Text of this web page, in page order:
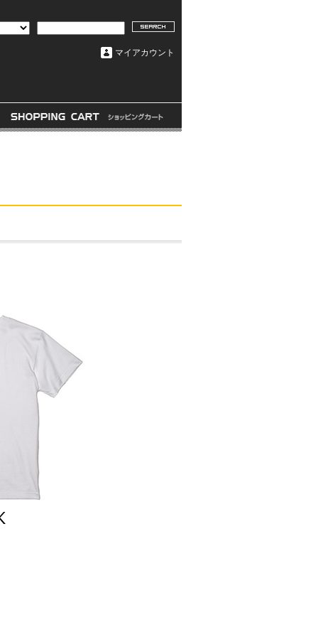
マイアカウント